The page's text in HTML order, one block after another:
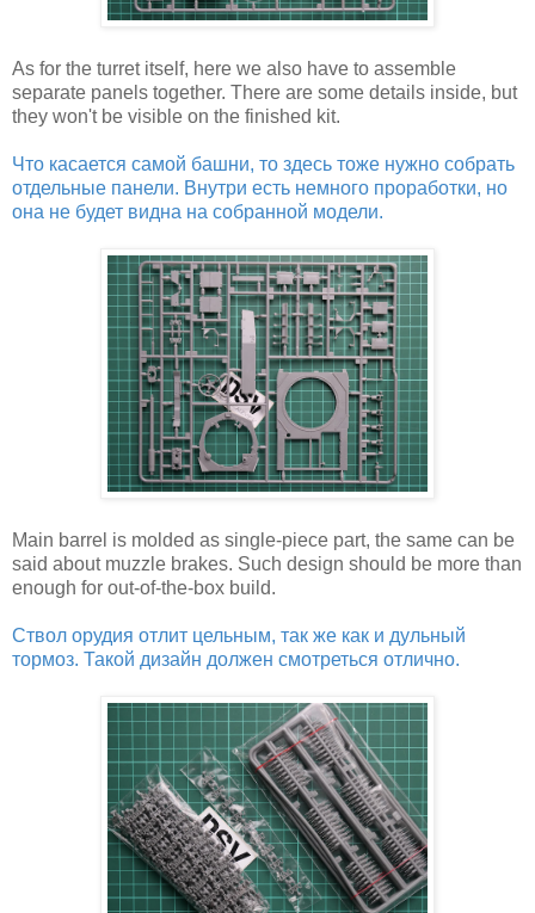
As for the turret itself, here we also have to assemble
separate panels together. There are some details inside, but
they won't be visible on the finished kit.
Что касается самой башни, то здесь тоже нужно собрать
отдельные панели. Внутри есть немного проработки, но
она не будет видна на собранной модели.
Main barrel is molded as single-piece part, the same can be
said about muzzle brakes. Such design should be more than
enough for out-of-the-box build.
Ствол орудия отлит цельным, так же как и дульный
тормоз. Такой дизайн должен смотреться отлично.